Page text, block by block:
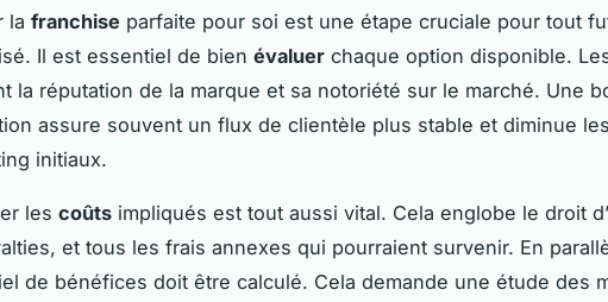
la franchise parfaite pour soi est une étape cruciale pour tout
Il est essentiel de bien évaluer chaque option disponible.
la réputation de la marque et sa notoriété sur le marché. Une
assure souvent un flux de clientèle plus stable et diminue
initiaux.
les coûts impliqués est tout aussi vital. Cela englobe le droit
et tous les frais annexes qui pourraient survenir. En
de bénéfices doit être calculé. Cela demande une étude des